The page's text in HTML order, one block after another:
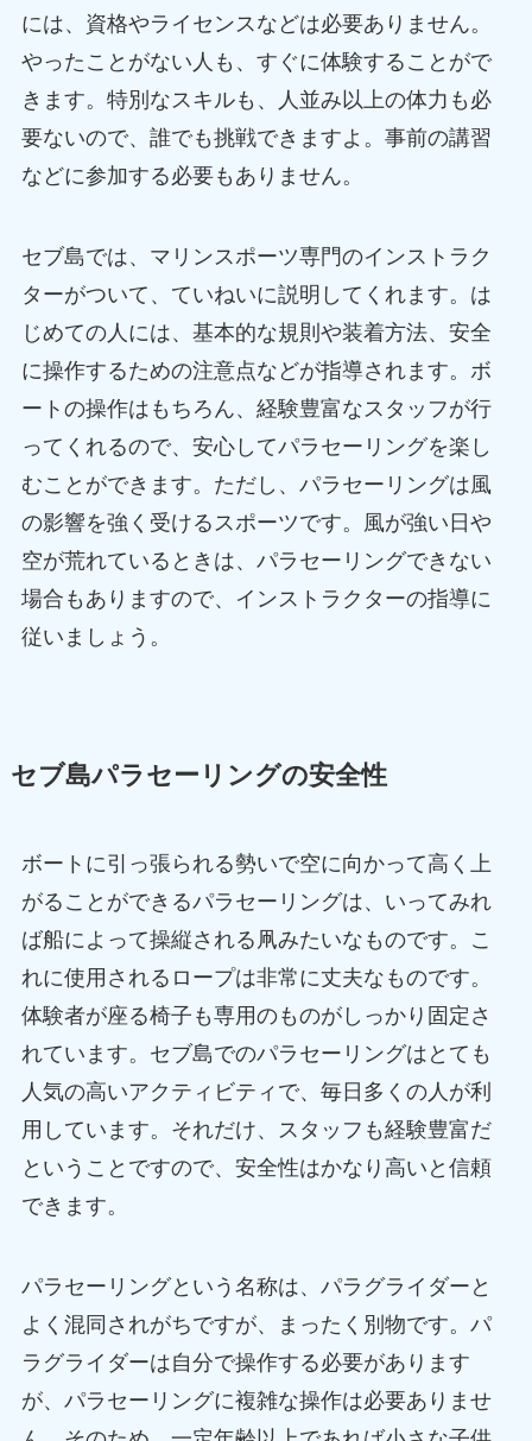
には、資格やライセンスなどは必要ありません。
やったことがない人も、すぐに体験することがで
きます。特別なスキルも、人並み以上の体力も必
要ないので、誰でも挑戦できますよ。事前の講習
などに参加する必要もありません。
セブ島では、マリンスポーツ専門のインストラク
ターがついて、ていねいに説明してくれます。は
じめての人には、基本的な規則や装着方法、安全
に操作するための注意点などが指導されます。ボ
ートの操作はもちろん、経験豊富なスタッフが行
ってくれるので、安心してパラセーリングを楽し
むことができます。ただし、パラセーリングは風
の影響を強く受けるスポーツです。風が強い日や
空が荒れているときは、パラセーリングできない
場合もありますので、インストラクターの指導に
従いましょう。
セブ島パラセーリングの安全性
ボートに引っ張られる勢いで空に向かって高く上
がることができるパラセーリングは、いってみれ
ば船によって操縦される凧みたいなものです。こ
れに使用されるロープは非常に丈夫なものです。
体験者が座る椅子も専用のものがしっかり固定さ
れています。セブ島でのパラセーリングはとても
人気の高いアクティビティで、毎日多くの人が利
用しています。それだけ、スタッフも経験豊富だ
ということですので、安全性はかなり高いと信頼
できます。
パラセーリングという名称は、パラグライダーと
よく混同されがちですが、まったく別物です。パ
ラグライダーは自分で操作する必要があります
が、パラセーリングに複雑な操作は必要ありませ